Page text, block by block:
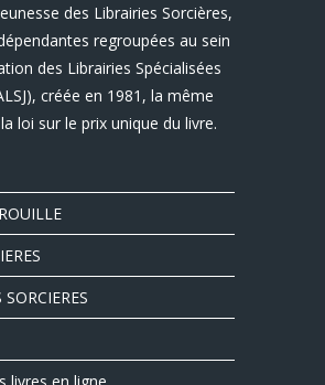
des Librairies Sorcières,
regroupées au sein
des Librairies Spécialisées
créée en 1981, la même
loi sur le prix unique du livre.